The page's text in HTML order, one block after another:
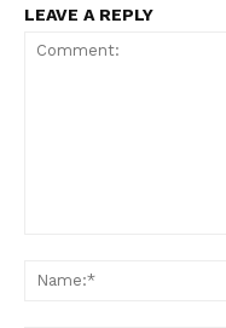
LEAVE A REPLY